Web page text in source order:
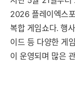
2026 플레이엑스
복합 게임쇼다. 행사
이드 등 다양한 게
이 운영되며 많은